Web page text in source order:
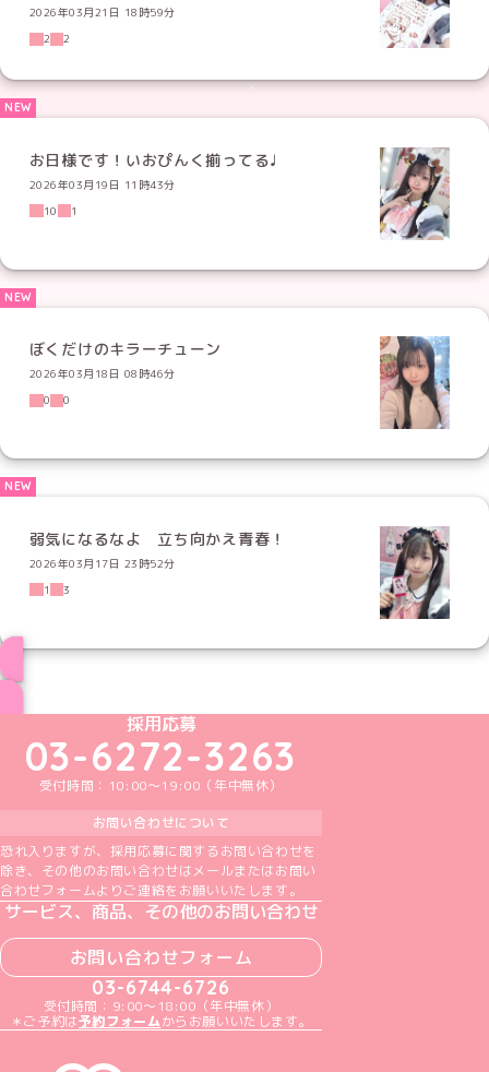
2026年03月21日 18時59分
2
2
お日様です！いおぴんく揃ってる♩
2026年03月19日 11時43分
10
1
ぼくだけのキラーチューン
2026年03月18日 08時46分
0
0
弱気になるなよ 立ち向かえ青春！
2026年03月17日 23時52分
1
3
めいどりーみんTikTok公式アカウント
めいどりーみんX公式アカウント
めいどりーみんInstagram公式アカウント
めいどりーみんFacebook公式アカウン
めいどりーみんYouTube公式アカ
採用応募
03-6272-3263
受付時間：10:00～19:00（年中無休）
お問い合わせについて
恐れ入りますが、採用応募に関するお問い合わせを
除き、その他のお問い合わせはメールまたはお問い
合わせフォームよりご連絡をお願いいたします。
サービス、商品、その他のお問い合わせ
お問い合わせフォーム
03-6744-6726
受付時間：9:00～18:00（年中無休）
＊ご予約は予約フォームからお願いいたします。